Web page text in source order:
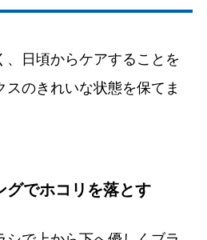
、日頃からケアすることを
のきれいな状態を保てま
グでホコリを落とす